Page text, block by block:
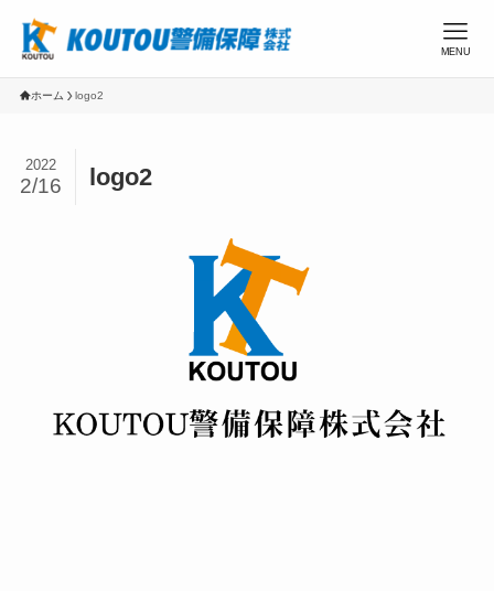
MENU
ホーム logo2
logo2
2022
2/16